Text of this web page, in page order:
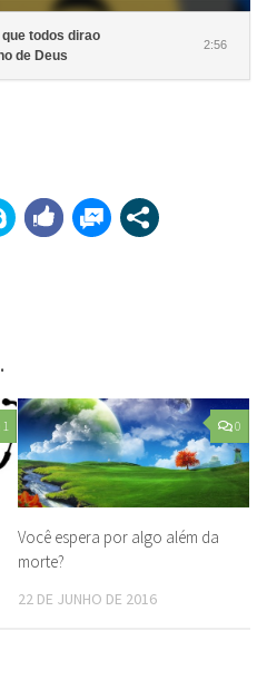
todos dirao
de Deus
2:56
1 0
Você espera por algo além da
morte?
22 DE JUNHO DE 2016